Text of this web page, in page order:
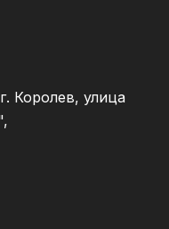
Королев, улица